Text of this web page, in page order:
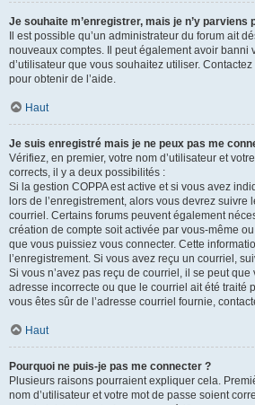
Je souhaite m’enregistrer, mais je n’y parviens
Il est possible qu’un administrateur du forum ait
nouveaux comptes. Il peut également avoir banni
d’utilisateur que vous souhaitez utiliser.
pour obtenir de l’aide.
Haut
Je suis enregistré mais je ne peux pas me
Vérifiez, en premier, votre nom d’utilisateur et
corrects, il y a deux possibilités :
Si la gestion COPPA est active et si vous avez
lors de l’enregistrement, alors vous devrez suivre
courriel. Certains forums peuvent également
création de compte soit activée par vous-même
que vous puissiez vous connecter. Cette
l’enregistrement. Si vous avez reçu un courriel,
Si vous n’avez pas reçu de courriel, il se peut
adresse incorrecte ou que le courriel ait été traité
vous êtes sûr de l’adresse courriel fournie,
Haut
Pourquoi ne puis-je pas me connecter ?
Plusieurs raisons pourraient expliquer cela.
nom d’utilisateur et votre mot de passe soient